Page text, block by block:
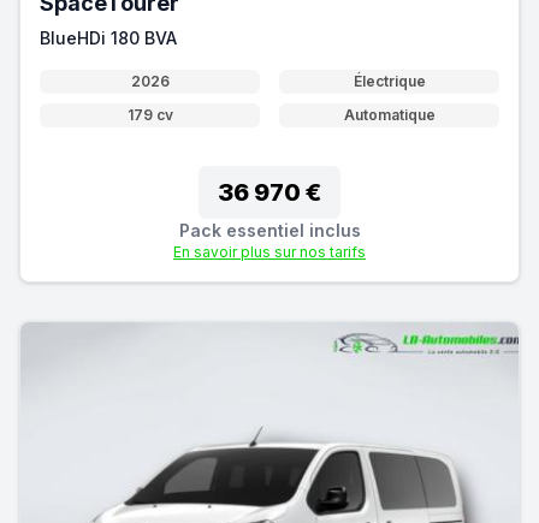
BlueHDi 180 BVA
2026
Électrique
179 cv
Automatique
36 970 €
Pack essentiel inclus
En savoir plus sur nos tarifs